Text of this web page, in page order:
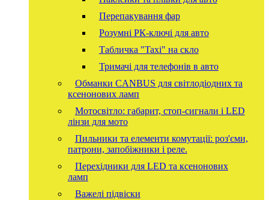
Перепакування фар
Розумні РК-ключі для авто
Табличка "Taxi" на скло
Тримачі для телефонів в авто
Обманки CANBUS для світлодіодних та
ксенонових ламп
Мотосвітло: габарит, стоп-сигнали і LED
лінзи для мото
Пильники та елементи комутації: роз'єми,
патрони, запобіжники і реле.
Перехідники для LED та ксенонових
ламп
Важелі підвіски